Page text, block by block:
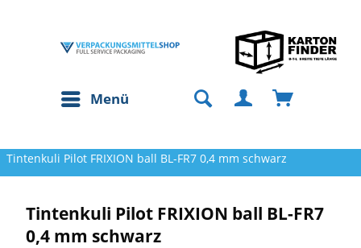
Menü
Tintenkuli Pilot FRIXION ball BL-FR7 0,4 mm schwarz
Tintenkuli Pilot FRIXION ball BL-FR7
0,4 mm schwarz